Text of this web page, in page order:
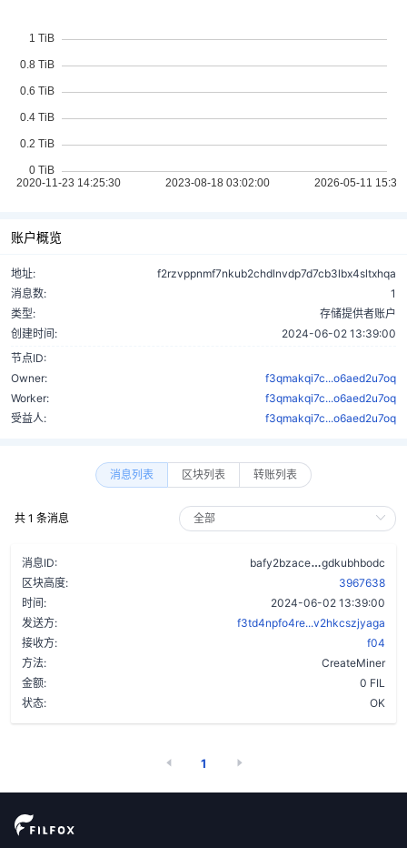
账户概览
地址:
f2rzvppnmf7nkub2chdlnvdp7d7cb3lbx4sltxhqa
消息数:
1
类型:
存储提供者账户
创建时间:
2024-06-02 13:39:00
节点ID:
Owner:
f3qmakqi7c...o6aed2u7oq
Worker:
f3qmakqi7c...o6aed2u7oq
受益人:
f3qmakqi7c...o6aed2u7oq
消息列表 区块列表 转账列表
共 1 条消息
消息ID: bafy2bzace
gdkubhbodc
区块高度:
3967638
时间:
2024-06-02 13:39:00
发送方:
f3td4npfo4re...v2hkcszjyaga
接收方:
f04
方法:
CreateMiner
金额:
0 FIL
状态:
OK
1